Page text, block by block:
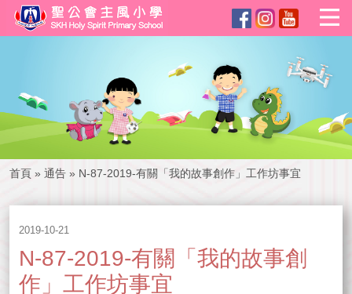
首頁 » 通告 » N-87-2019-有關「我的故事創作」工作坊事宜
2019-10-21
N-87-2019-有關「我的故事創
作」工作坊事宜